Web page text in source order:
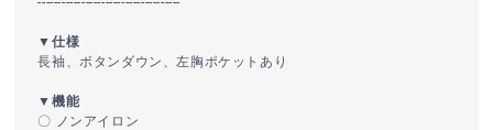
▼仕様
長袖、ボタンダウン、左胸ポケットあり
▼機能
〇 ノンアイロン